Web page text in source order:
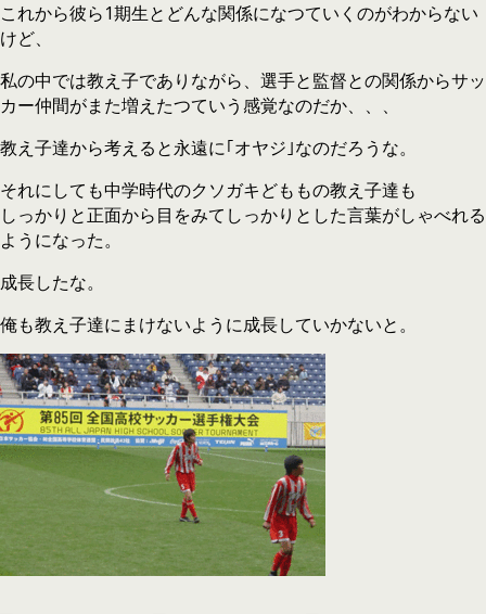
これから彼ら1期生とどんな関係になつていくのがわからない
けど、
私の中では教え子でありながら、選手と監督との関係からサッ
カー仲間がまた増えたつていう感覚なのだか、、、
教え子達から考えると永遠に｢オヤジ｣なのだろうな。
それにしても中学時代のクソガキどももの教え子達も
しっかりと正面から目をみてしっかりとした言葉がしゃべれる
ようになった。
成長したな。
俺も教え子達にまけないように成長していかないと。